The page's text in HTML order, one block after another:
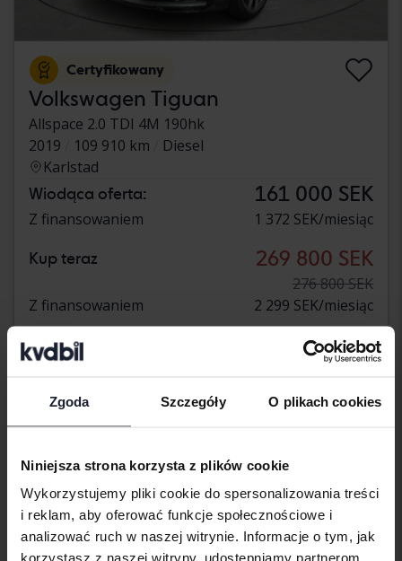
Zgoda Szczegóły O plikach cookies
Niniejsza strona korzysta z plików cookie
Wykorzystujemy pliki cookie do spersonalizowania treści
i reklam, aby oferować funkcje społecznościowe i
analizować ruch w naszej witrynie. Informacje o tym, jak
korzystasz z naszej witryny, udostępniamy partnerom
Certyfikowany
Volkswagen Tiguan
Allspace 2.0 TDI 4M 190hk
2019
109 910 km
Diesel
Karlstad
Wiodąca oferta: 161 000 SEK
Z finansowaniem 1 372 SEK/miesiąc
Kup teraz 269 800 SEK
276 800 SEK
Z finansowaniem
2 299 SEK/miesiąc
Obniżona cena